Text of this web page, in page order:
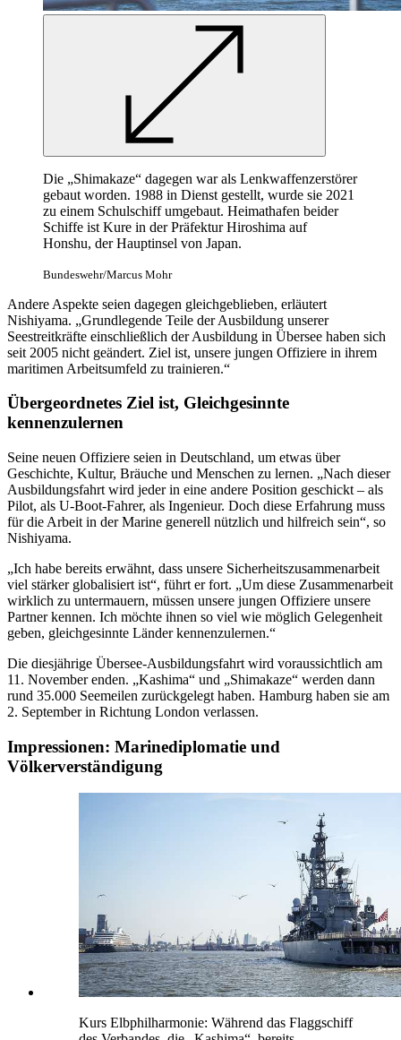
Die „Shimakaze“ dagegen war als Lenkwaffenzerstörer
gebaut worden. 1988 in Dienst gestellt, wurde sie 2021
zu einem Schulschiff umgebaut. Heimathafen beider
Schiffe ist Kure in der Präfektur Hiroshima auf
Honshu, der Hauptinsel von Japan.
Bundeswehr/Marcus Mohr
Andere Aspekte seien dagegen gleichgeblieben, erläutert
Nishiyama. „Grundlegende Teile der Ausbildung unserer
Seestreitkräfte einschließlich der Ausbildung in Übersee haben sich
seit 2005 nicht geändert. Ziel ist, unsere jungen Offiziere in ihrem
maritimen Arbeitsumfeld zu trainieren.“
Übergeordnetes Ziel ist, Gleichgesinnte
kennenzulernen
Seine neuen Offiziere seien in Deutschland, um etwas über
Geschichte, Kultur, Bräuche und Menschen zu lernen. „Nach dieser
Ausbildungsfahrt wird jeder in eine andere Position geschickt – als
Pilot, als U-Boot-Fahrer, als Ingenieur. Doch diese Erfahrung muss
für die Arbeit in der Marine generell nützlich und hilfreich sein“, so
Nishiyama.
„Ich habe bereits erwähnt, dass unsere Sicherheitszusammenarbeit
viel stärker globalisiert ist“, führt er fort. „Um diese Zusammenarbeit
wirklich zu untermauern, müssen unsere jungen Offiziere unsere
Partner kennen. Ich möchte ihnen so viel wie möglich Gelegenheit
geben, gleichgesinnte Länder kennenzulernen.“
Die diesjährige Übersee-Ausbildungsfahrt wird voraussichtlich am
11. November enden. „Kashima“ und „Shimakaze“ werden dann
rund 35.000 Seemeilen zurückgelegt haben. Hamburg haben sie am
2. September in Richtung London verlassen.
Impressionen: Marinediplomatie und
Völkerverständigung
Kurs Elbphilharmonie: Während das Flaggschiff